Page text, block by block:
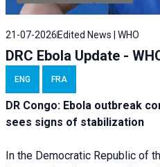
21-07-2026 Edited News | WHO
DRC Ebola Update -
ENG FRA
DR Congo: Ebola outbreak
sees signs of stabilization
In the Democratic Republic of